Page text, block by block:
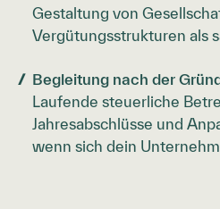
Gestaltung von
Vergütungsstrukturen als
Begleitung nach der
Laufende steuerliche
Jahresabschlüsse und
wenn sich dein